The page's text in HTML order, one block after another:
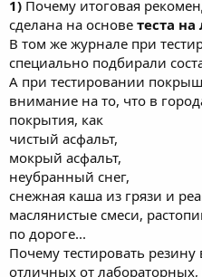
жесткая и на сильном холоде
выпускать шипы в зоне
изготовлены из более мягкого
МОРОЗ И СОЛНЦЕ
В своих тестах, проводимых
естественно, бывали разные –
периодически сталкивались с
наконец, четкий ответ на
тормозить лучше шиповок и
мы и провели это исследование.
Конечно, мы интересовались
компаний, но получали
Инженеры Continental и
температура
1) Почему итоговая
сделана на основе теста на
В том же журнале при
специально подбирали
А при тестировании
внимание на то, что в
покрытия, как
чистый асфальт,
мокрый асфальт,
неубранный снег,
снежная каша из грязи и
маслянистые смеси,
по дороге...
Почему тестировать
отличных от